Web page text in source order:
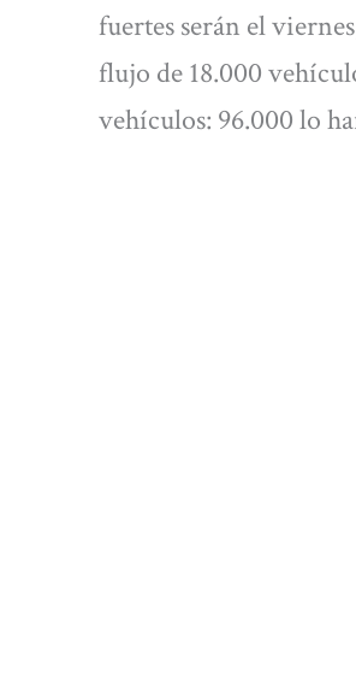
fuertes serán el
flujo de 18.000
vehículos: 96.000 lo